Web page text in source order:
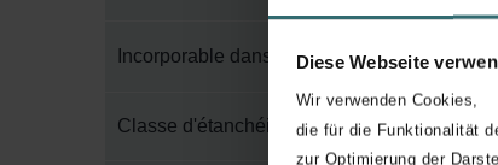
Diese Webseite
Wir verwenden Cookies,
die für die Funktionalität
zur Optimierung der
Incorporable dans le béton
Classe d'étanchéité à l'air selon EN 1751